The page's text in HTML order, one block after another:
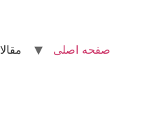
صفحه اصلی